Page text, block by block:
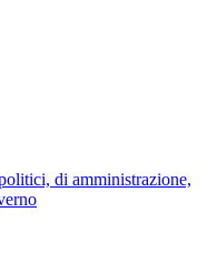
di amministrazione,